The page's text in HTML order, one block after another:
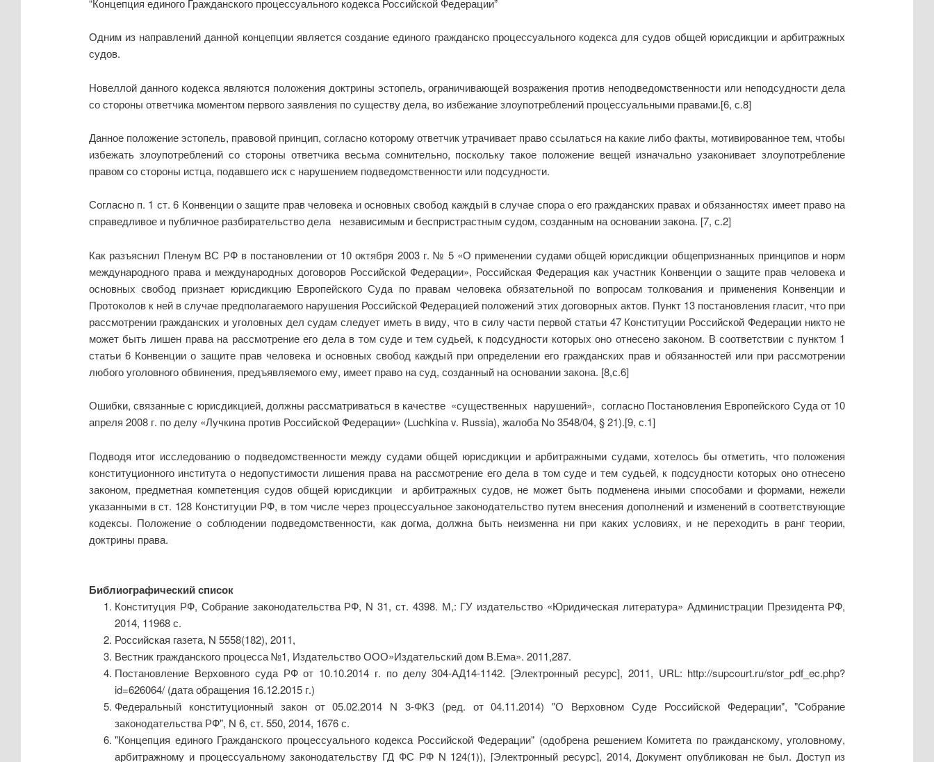
“Концепция единого Гражданского процессуального кодекса Российской Федерации”
Одним из направлений данной концепции является создание единого гражданско процессуального кодекса для судов общей юрисдикции и арбитражных
судов.
Новеллой данного кодекса являются положения доктрины эстопель, ограничивающей возражения против неподведомственности или неподсудности дела
со стороны ответчика моментом первого заявления по существу дела, во избежание злоупотреблений процессуальными правами.[6, с.8]
Данное положение эстопель, правовой принцип, согласно которому ответчик утрачивает право ссылаться на какие либо факты, мотивированное тем, чтобы
избежать злоупотреблений со стороны ответчика весьма сомнительно, поскольку такое положение вещей изначально узаконивает злоупотребление
правом со стороны истца, подавшего иск с нарушением подведомственности или подсудности.
Согласно п. 1 ст. 6 Конвенции о защите прав человека и основных свобод каждый в случае спора о его гражданских правах и обязанностях имеет право на
справедливое и публичное разбирательство дела независимым и беспристрастным судом, созданным на основании закона. [7, с.2]
Как разъяснил Пленум ВС РФ в постановлении от 10 октября 2003 г. № 5 «О применении судами общей юрисдикции общепризнанных принципов и норм
международного права и международных договоров Российской Федерации», Российская Федерация как участник Конвенции о защите прав человека и
основных свобод признает юрисдикцию Европейского Суда по правам человека обязательной по вопросам толкования и применения Конвенции и
Протоколов к ней в случае предполагаемого нарушения Российской Федерацией положений этих договорных актов. Пункт 13 постановления гласит, что при
рассмотрении гражданских и уголовных дел судам следует иметь в виду, что в силу части первой статьи 47 Конституции Российской Федерации никто не
может быть лишен права на рассмотрение его дела в том суде и тем судьей, к подсудности которых оно отнесено законом. В соответствии с пунктом 1
статьи 6 Конвенции о защите прав человека и основных свобод каждый при определении его гражданских прав и обязанностей или при рассмотрении
любого уголовного обвинения, предъявляемого ему, имеет право на суд, созданный на основании закона. [8,с.6]
Ошибки, связанные с юрисдикцией, должны рассматриваться в качестве «существенных нарушений», согласно Постановления Европейского Суда от 10
апреля 2008 г. по делу «Лучкина против Российской Федерации» (Luchkina v. Russia), жалоба No 3548/04, § 21).[9, с.1]
Подводя итог исследованию о подведомственности между судами общей юрисдикции и арбитражными судами, хотелось бы отметить, что положения
конституционного института о недопустимости лишения права на рассмотрение его дела в том суде и тем судьей, к подсудности которых оно отнесено
законом, предметная компетенция судов общей юрисдикции и арбитражных судов, не может быть подменена иными способами и формами, нежели
указанными в ст. 128 Конституции РФ, в том числе через процессуальное законодательство путем внесения дополнений и изменений в соответствующие
кодексы. Положение о соблюдении подведомственности, как догма, должна быть неизменна ни при каких условиях, и не переходить в ранг теории,
доктрины права.
Библиографический список
Конституция РФ, Собрание законодательства РФ, N 31, ст. 4398. М,: ГУ издательство «Юридическая литература» Администрации Президента РФ,
2014, 11968 с.
Российская газета, N 5558(182), 2011,
Вестник гражданского процесса №1, Издательство ООО»Издательский дом В.Ема». 2011,287.
Постановление Верховного суда РФ от 10.10.2014 г. по делу 304-АД14-1142. [Электронный ресурс], 2011, URL: http://supcourt.ru/stor_pdf_ec.php?
id=626064/ (дата обращения 16.12.2015 г.)
Федеральный конституционный закон от 05.02.2014 N 3-ФКЗ (ред. от 04.11.2014) "О Верховном Суде Российской Федерации", "Собрание
законодательства РФ", N 6, ст. 550, 2014, 1676 с.
"Концепция единого Гражданского процессуального кодекса Российской Федерации" (одобрена решением Комитета по гражданскому, уголовному,
арбитражному и процессуальному законодательству ГД ФС РФ N 124(1)), [Электронный ресурс], 2014, Документ опубликован не был. Доступ из